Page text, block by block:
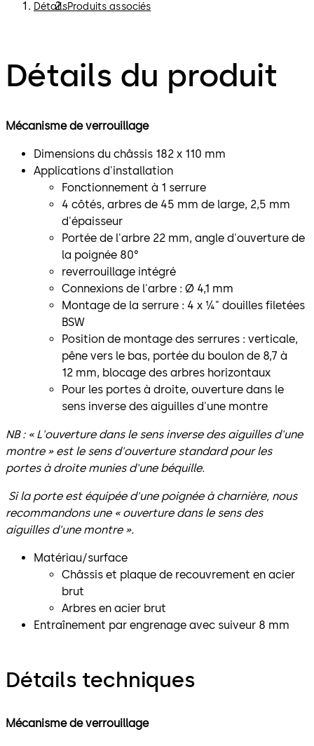
DétailsProduits associés
Détails du produit
Mécanisme de verrouillage
Dimensions du châssis 182 x 110 mm
Applications d'installation
Fonctionnement à 1 serrure
4 côtés, arbres de 45 mm de large, 2,5 mm
d'épaisseur
Portée de l'arbre 22 mm, angle d'ouverture de
la poignée 80°
reverrouillage intégré
Connexions de l'arbre : Ø 4,1 mm
Montage de la serrure : 4 x ¼" douilles filetées
BSW
Position de montage des serrures : verticale,
pêne vers le bas, portée du boulon de 8,7 à
12 mm, blocage des arbres horizontaux
Pour les portes à droite, ouverture dans le
sens inverse des aiguilles d'une montre
NB : « L'ouverture dans le sens inverse des aiguilles d'une
montre » est le sens d'ouverture standard pour les
portes à droite munies d'une béquille.
Si la porte est équipée d'une poignée à charnière, nous
recommandons une « ouverture dans le sens des
aiguilles d'une montre ».
Matériau/surface
Châssis et plaque de recouvrement en acier
brut
Arbres en acier brut
Entraînement par engrenage avec suiveur 8 mm
Détails techniques
Mécanisme de verrouillage